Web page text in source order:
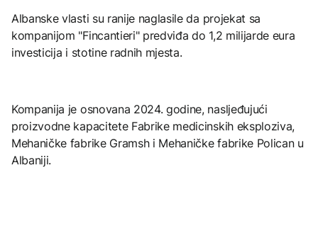
Albanske vlasti su ranije naglasile da projekat sa
kompanijom "Fincantieri" predviđa do 1,2 milijarde eura
investicija i stotine radnih mjesta.
Kompanija je osnovana 2024. godine, nasljeđujući
proizvodne kapacitete Fabrike medicinskih eksploziva,
Mehaničke fabrike Gramsh i Mehaničke fabrike Polican u
Albaniji.